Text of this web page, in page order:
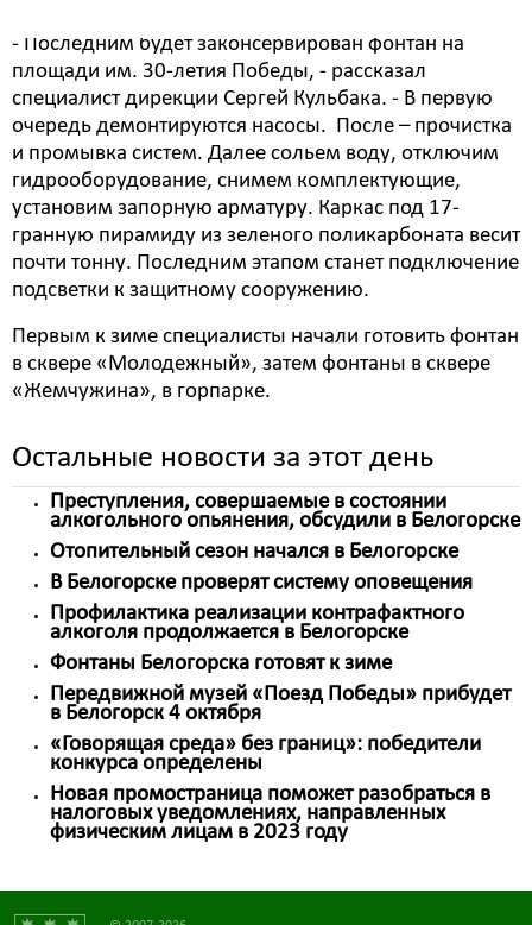
- Последним будет законсервирован фонтан на
площади им. 30-летия Победы, - рассказал
специалист дирекции Сергей Кульбака. - В первую
очередь демонтируются насосы. После – прочистка
и промывка систем. Далее сольем воду, отключим
гидрооборудование, снимем комплектующие,
установим запорную арматуру. Каркас под 17-
гранную пирамиду из зеленого поликарбоната весит
почти тонну. Последним этапом станет подключение
подсветки к защитному сооружению.
Первым к зиме специалисты начали готовить фонтан
в сквере «Молодежный», затем фонтаны в сквере
«Жемчужина», в горпарке.
Остальные новости за этот день
Преступления, совершаемые в состоянии
алкогольного опьянения, обсудили в Белогорске
Отопительный сезон начался в Белогорске
В Белогорске проверят систему оповещения
Профилактика реализации контрафактного
алкоголя продолжается в Белогорске
Фонтаны Белогорска готовят к зиме
Передвижной музей «Поезд Победы» прибудет
в Белогорск 4 октября
«Говорящая среда» без границ»: победители
конкурса определены
Новая промостраница поможет разобраться в
налоговых уведомлениях, направленных
физическим лицам в 2023 году